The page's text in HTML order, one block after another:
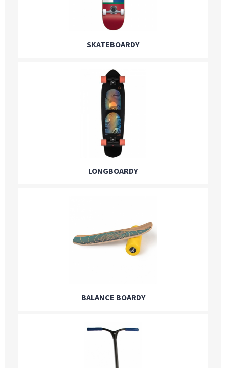
SKATEBOARDY
LONGBOARDY
BALANCE BOARDY